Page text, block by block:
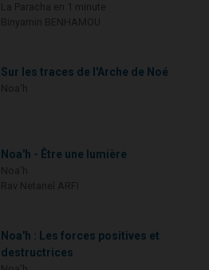
Sur les traces de l'Arche de Noé
Noa'h - Être une lumière
Noa'h : Les forces positives et
destructrices